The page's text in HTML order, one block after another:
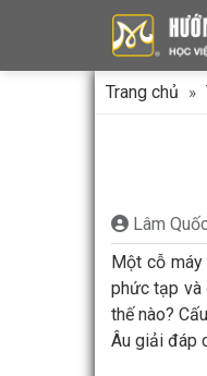
Trang chủ »
Lâm
Một cỗ
phức tạp và
thế nào?
Âu giải đáp